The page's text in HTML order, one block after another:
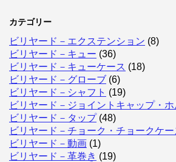
カテゴリー
ビリヤード－エクステンション (8)
ビリヤード－キュー (36)
ビリヤード－キューケース (18)
ビリヤード－グローブ (6)
ビリヤード－シャフト (19)
ビリヤード－ジョイントキャップ・
ビリヤード－タップ(48)
ビリヤード－チョーク・チョークケー
ビリヤード－動画 (1)
ビリヤード－革巻き (19)